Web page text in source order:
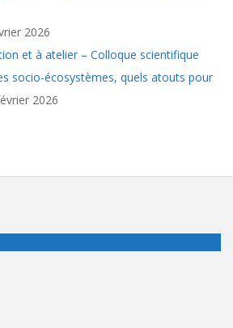
2026
et à atelier – Colloque scientifique
socio-écosystèmes, quels atouts pour
2026